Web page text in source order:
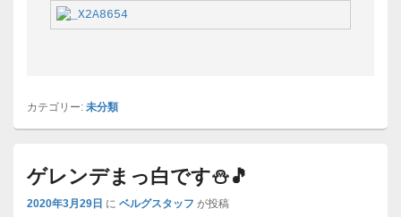
カテゴリー: 未分類
ゲレンデまっ白です⛄🎵
2020年3月29日 に ベルグスタッフ が投稿